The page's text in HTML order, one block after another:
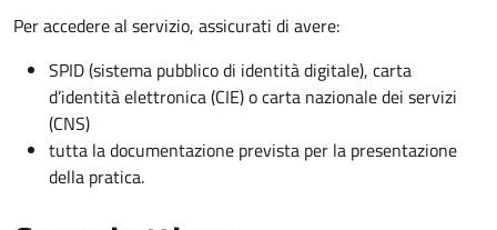
Per accedere al servizio, assicurati di avere:
SPID (sistema pubblico di identità digitale), carta
d’identità elettronica (CIE) o carta nazionale dei servizi
(CNS)
tutta la documentazione prevista per la presentazione
della pratica.